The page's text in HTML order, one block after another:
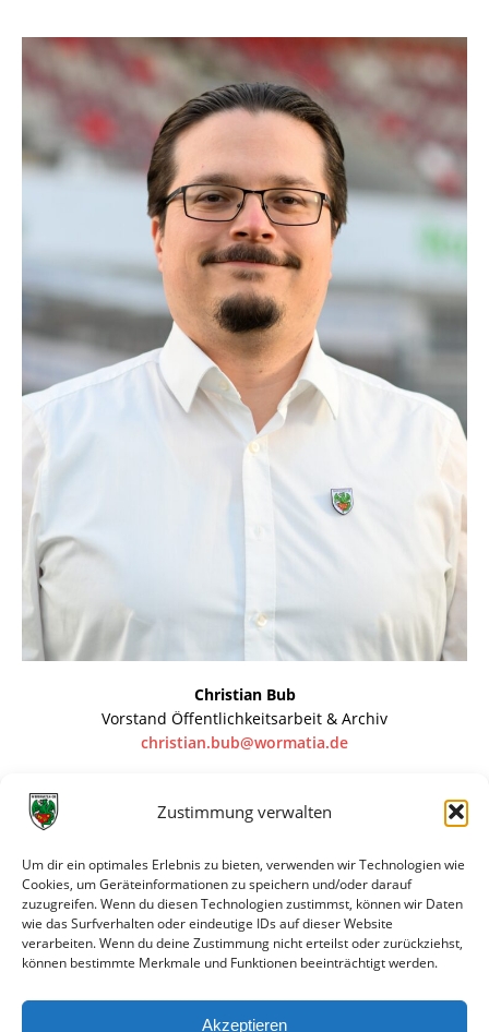
Zustimmung verwalten
Um dir ein optimales Erlebnis zu bieten, verwenden wir Technologien wie
Cookies, um Geräteinformationen zu speichern und/oder darauf
zuzugreifen. Wenn du diesen Technologien zustimmst, können wir Daten
wie das Surfverhalten oder eindeutige IDs auf dieser Website
verarbeiten. Wenn du deine Zustimmung nicht erteilst oder zurückziehst,
können bestimmte Merkmale und Funktionen beeinträchtigt werden.
Akzeptieren
Christian Bub
Vorstand Öffentlichkeitsarbeit & Archiv
christian.bub@wormatia.de
dem Wetter. Man kann nicht immer oben sein, man muss
die Bitternis der Niederlage kennenlernen, man muss die
Ungunst des Publikums hinnehmen, das nur die Süßigkeit
der Siege will und sich unverdrossen abwendet, wenn die
böse Serie triumphiert: die Wormatia ist immer
wiedergekommen.“